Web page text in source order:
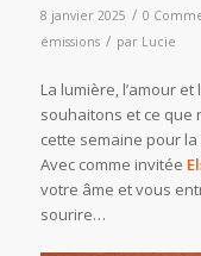
8 janvier 2025 / 0
émissions / par Lucie
La lumière, l’amour
souhaitons et ce que
cette semaine pour
Avec comme invitée
votre âme et vous
sourire…